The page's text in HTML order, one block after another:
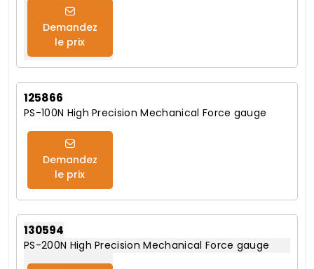
Demandez
le prix
125866
PS-100N High Precision Mechanical Force gauge
Demandez
le prix
130594
PS-200N High Precision Mechanical Force gauge